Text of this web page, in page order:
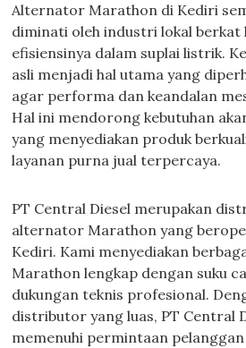
Alternator Marathon di Kediri
diminati oleh industri lokal berkat
efisiensinya dalam suplai listrik.
asli menjadi hal utama yang
agar performa dan keandalan
Hal ini mendorong kebutuhan
yang menyediakan produk
layanan purna jual terpercaya.
PT Central Diesel merupakan
alternator Marathon yang
Kediri. Kami menyediakan
Marathon lengkap dengan suku
dukungan teknis profesional.
distributor yang luas, PT Central
memenuhi permintaan